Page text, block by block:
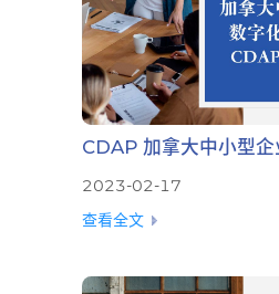
2023-02-17
查看全文